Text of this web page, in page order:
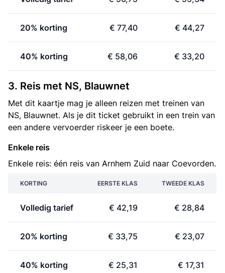
20% korting € 77,40 € 44,27
40% korting € 58,06 € 33,20
3. Reis met NS, Blauwnet
Met dit kaartje mag je alleen reizen met treinen van
NS, Blauwnet. Als je dit ticket gebruikt in een trein van
een andere vervoerder riskeer je een boete.
Enkele reis
Enkele reis: één reis van Arnhem Zuid naar Coevorden.
KORTING EERSTE KLAS TWEEDE KLAS
Volledig tarief € 42,19 € 28,84
20% korting € 33,75 € 23,07
40% korting € 25,31 € 17,31